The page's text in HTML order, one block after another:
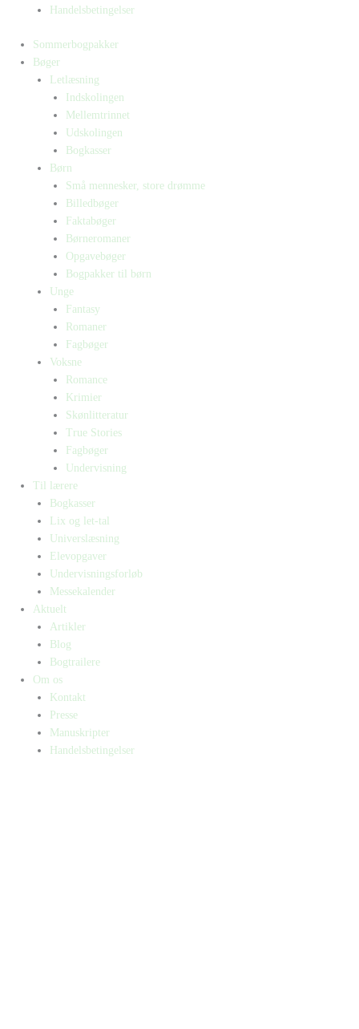
Handelsbetingelser
Sommerbogpakker
Bøger
Letlæsning
Indskolingen
Mellemtrinnet
Udskolingen
Bogkasser
Børn
Små mennesker, store drømme
Billedbøger
Faktabøger
Børneromaner
Opgavebøger
Bogpakker til børn
Unge
Fantasy
Romaner
Fagbøger
Voksne
Romance
Krimier
Skønlitteratur
True Stories
Fagbøger
Undervisning
Til lærere
Bogkasser
Lix og let-tal
Universlæsning
Elevopgaver
Undervisningsforløb
Messekalender
Aktuelt
Artikler
Blog
Bogtrailere
Om os
Kontakt
Presse
Manuskripter
Handelsbetingelser